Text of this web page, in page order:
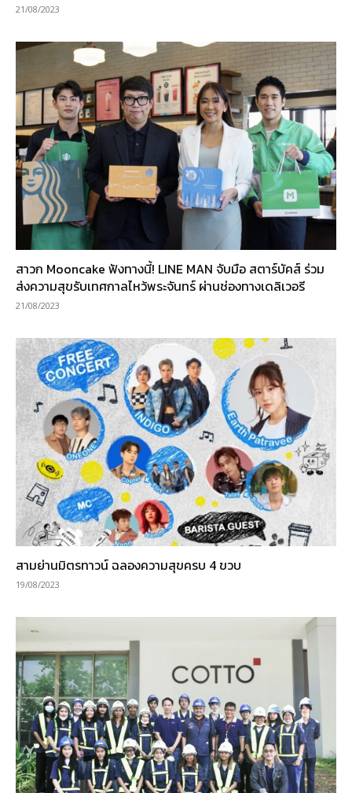
21/08/2023
สาวก Mooncake ฟังทางนี้! LINE MAN จับมือ สตาร์บัคส์ ร่วม
ส่งความสุขรับเทศกาลไหว้พระจันทร์ ผ่านช่องทางเดลิเวอรี
21/08/2023
สามย่านมิตรทาวน์ ฉลองความสุขครบ 4 ขวบ
19/08/2023